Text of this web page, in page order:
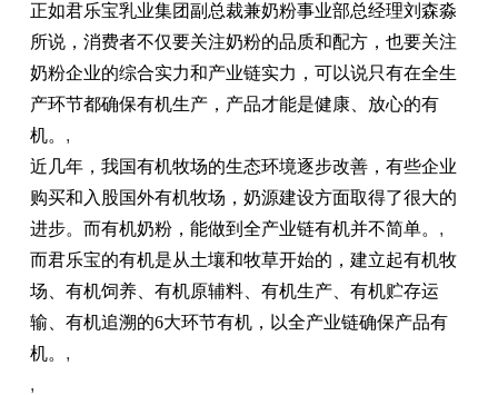
正如君乐宝乳业集团副 总裁兼奶粉事业部总经理刘森淼
所说，消费者不仅要关注奶粉的品质和配方，也要关注
奶粉企业的综合实力和产业链实力，可以说只有在全生
产环节都确保有机生产，产品才能是健康、放心的有
机。 ,
近 几年，我国有机牧场的生态环境逐步改善，有些企业
购买和入股国外有机牧场 ，奶源建设方面取得了很大的
进步。而有机奶粉，能做到全产业链有机并不简单。 ,
而君乐宝的有机是从土壤和牧草开始的，建立起有机牧
场 、有机饲养、有机原辅料、有机生产、有机贮存运
输、有机追溯的6大环节有机，以全产业链确保产品有
机。 ,
,